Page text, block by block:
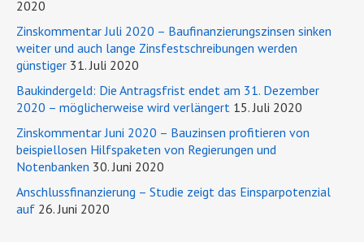
2020
Zinskommentar Juli 2020 – Baufinanzierungszinsen sinken
weiter und auch lange Zinsfestschreibungen werden
günstiger 31. Juli 2020
Baukindergeld: Die Antragsfrist endet am 31. Dezember
2020 – möglicherweise wird verlängert 15. Juli 2020
Zinskommentar Juni 2020 – Bauzinsen profitieren von
beispiellosen Hilfspaketen von Regierungen und
Notenbanken 30. Juni 2020
Anschlussfinanzierung – Studie zeigt das Einsparpotenzial
auf 26. Juni 2020